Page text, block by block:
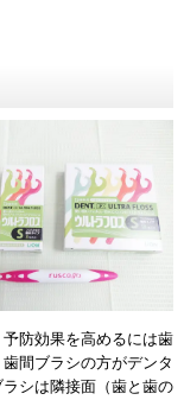
防効果を高めるには歯
間ブラシの方がデンタ
シは隣接面（歯と歯の